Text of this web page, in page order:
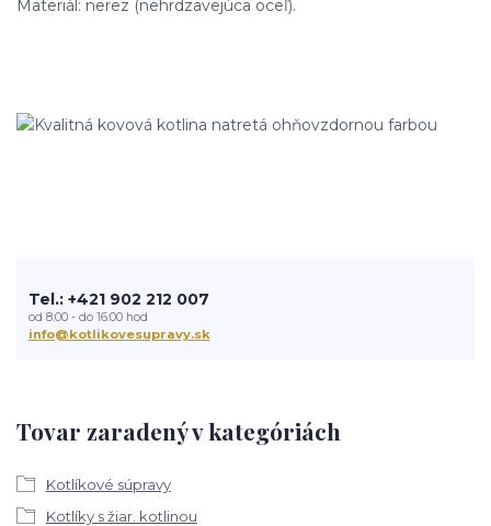
Materiál: nerez (nehrdzavejúca oceľ).
Tovar zaradený v kategóriách
Kotlíkové súpravy
Kotlíky s žiar. kotlinou
Tel.: +421 902 212 007
od 8:00 - do 16:00 hod
info@kotlikovesupravy.sk